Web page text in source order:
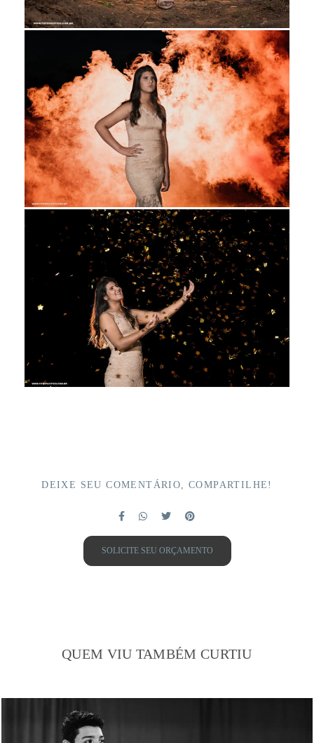
DEIXE SEU COMENTÁRIO, COMPARTILHE!
SOLICITE SEU ORÇAMENTO
QUEM VIU TAMBÉM CURTIU